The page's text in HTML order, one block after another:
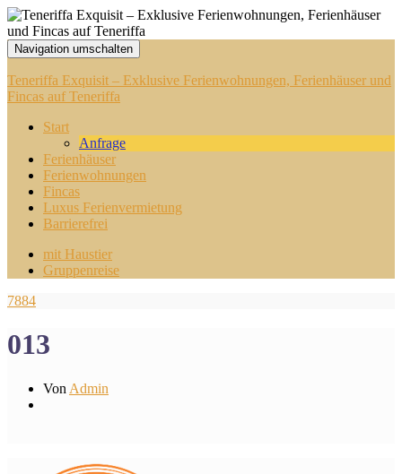
Navigation umschalten
Teneriffa Exquisit – Exklusive Ferienwohnungen, Ferienhäuser und
Fincas auf Teneriffa
Start
Anfrage
Ferienhäuser
Ferienwohnungen
Fincas
Luxus Ferienvermietung
Barrierefrei
mit Haustier
Gruppenreise
7884
013
Von Admin